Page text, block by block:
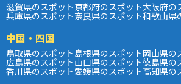
滋賀県のスポット京都府のスポット大阪府の
兵庫県のスポット奈良県のスポット和歌山県
中国・四国
鳥取県のスポット島根県のスポット岡山県の
広島県のスポット山口県のスポット徳島県の
香川県のスポット愛媛県のスポット高知県の